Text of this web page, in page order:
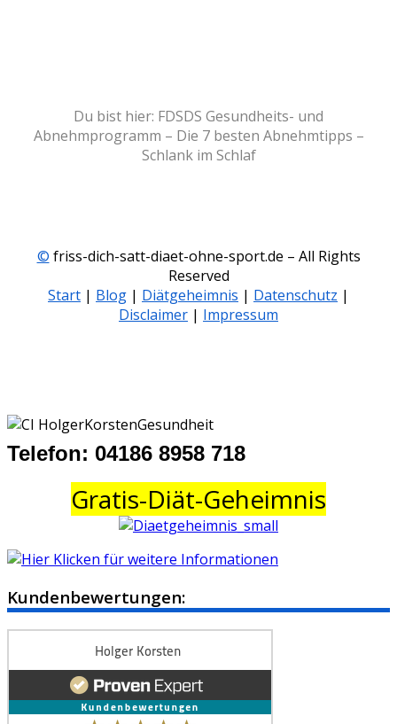
Du bist hier: FDSDS Gesundheits- und
Abnehmprogramm – Die 7 besten Abnehmtipps –
Schlank im Schlaf
© friss-dich-satt-diaet-ohne-sport.de – All Rights
Reserved
Start | Blog | Diätgeheimnis | Datenschutz |
Disclaimer | Impressum
Telefon: 04186 8958 718
Gratis-Diät-Geheimnis
Kundenbewertungen: